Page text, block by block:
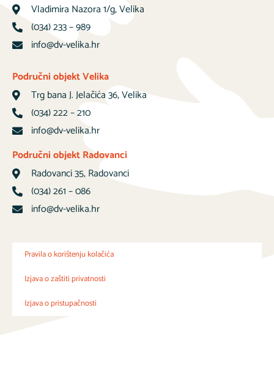
Vladimira Nazora 1/g, Velika
(034) 233 – 989
info@dv-velika.hr
Područni objekt Velika
Trg bana J. Jelačića 36, Velika
(034) 222 – 210
info@dv-velika.hr
Područni objekt Radovanci
Radovanci 35, Radovanci
(034) 261 – 086
info@dv-velika.hr
Pravila o korištenju kolačića
Izjava o zaštiti privatnosti
Izjava o pristupačnosti